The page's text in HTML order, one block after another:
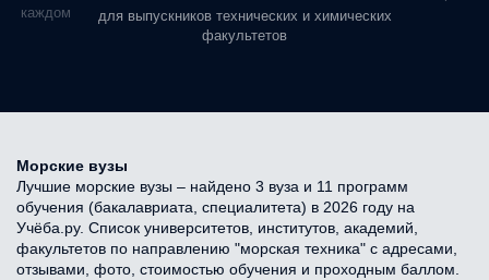
в каждом
для выпускников технических и химических
факультетов
Морские вузы
Лучшие морские вузы – найдено 3 вуза и 11 программ
обучения (бакалавриата, специалитета) в 2026 году на
Учёба.ру. Список университетов, институтов, академий,
факультетов по направлению "морская техника" с адресами,
отзывами, фото, стоимостью обучения и проходным баллом.